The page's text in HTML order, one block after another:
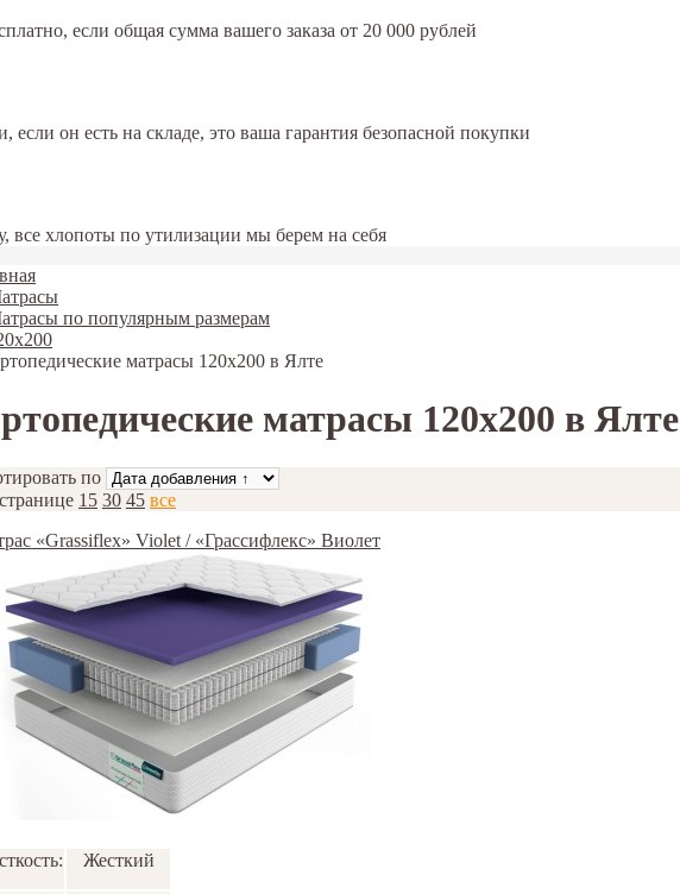
если общая сумма вашего заказа от 20 000 рублей
он есть на складе, это ваша гарантия безопасной покупки
хлопоты по утилизации мы берем на себя
по популярным размерам
матрасы 120х200 в Ялте
матрасы 120х200 в Ялте
по
15 30 45 все
«Grassiflex» Violet / «Грассифлекс» Виолет
Жесткий